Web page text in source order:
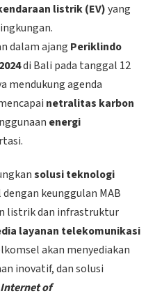
listrik (EV)yang
dalam ajang Periklindo
di Bali pada tanggal 12
mendukung agenda
netralitas karbon
energi
solusi teknologi
keunggulan MAB
listrik dan infrastruktur
layanan telekomunikasi
akan menyediakan
inovatif, dan solusi
Internet of